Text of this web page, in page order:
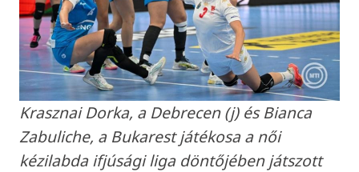
Krasznai Dorka, a Debrecen (j) és Bianca
Zabuliche, a Bukarest játékosa a női
kézilabda ifjúsági liga döntőjében játszott